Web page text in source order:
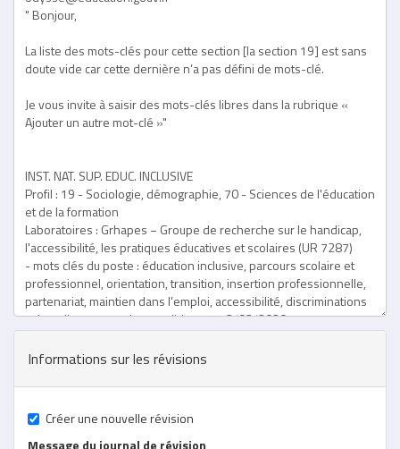
Vertical
Tabs
Informations sur les révisions
Créer une nouvelle révision
Message du journal de révision